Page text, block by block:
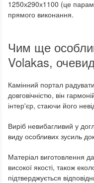
1250х290х1100 (це
прямого виконання.
Чим ще
Volakas,
Камінний портал
довговічністю, він
інтер'єр, стаючи його
Виріб невибагливий у
виду особливих зусиль
Матеріал виготовлення
високої якості, також
підтверджується